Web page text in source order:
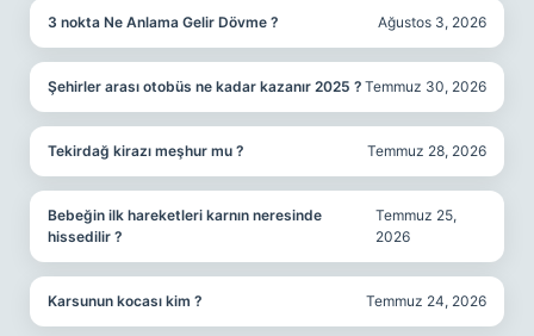
3 nokta Ne Anlama Gelir Dövme ? Ağustos 3, 2026
Şehirler arası otobüs ne kadar kazanır 2025 ? Temmuz 30, 2026
Tekirdağ kirazı meşhur mu ? Temmuz 28, 2026
Bebeğin ilk hareketleri karnın neresinde
hissedilir ?
Temmuz 25,
2026
Karsunun kocası kim ? Temmuz 24, 2026